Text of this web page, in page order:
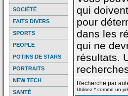
SOCIÉTÉ
FAITS DIVERS
SPORTS
PEOPLE
POTINS DE STARS
PORTRAITS
NEW TECH
SANTÉ
qui
pour
dans les
qui ne
résultats.
Recherche par
Utilisez * comme un